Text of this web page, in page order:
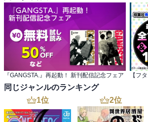
『GANGSTA.』再起動！ 新刊配信記念フェア
同じジャンルのランキング
1位 2位